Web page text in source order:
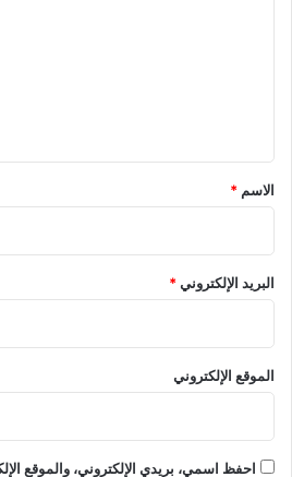
*
الاسم *
البريد الإلكتروني*
الموقع الإلكتروني
احفظ اسمي، بريدي الإلكتروني، والموقع